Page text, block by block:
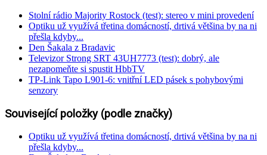
Stolní rádio Majority Rostock (test): stereo v mini provedení
Optiku už využívá třetina domácností, drtivá většina by na ni
přešla kdyby...
Den Šakala z Bradavic
Televizor Strong SRT 43UH7773 (test): dobrý, ale
nezapomeňte si spustit HbbTV
TP-Link Tapo L901-6: vnitřní LED pásek s pohybovými
senzory
Související položky (podle značky)
Optiku už využívá třetina domácností, drtivá většina by na ni
přešla kdyby...